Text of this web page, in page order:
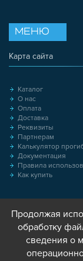
МЕНЮ
Карта сайта
Каталог
О нас
Оплата
Доставка
Реквизиты
Партнерам
Калькулятор
Документация
Правила
Как купить
Продолжая
обработку
сведения о